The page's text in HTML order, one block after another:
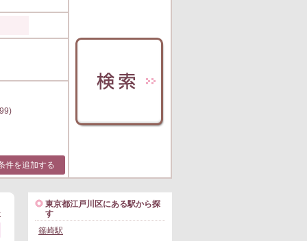
件を追加する
東京都江戸川区にある駅から探
す
篠崎駅